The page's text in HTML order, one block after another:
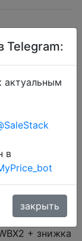
+ промокод
IFP3PQH4,
+ знижка
Telegram:
актуальным
в
закрыть